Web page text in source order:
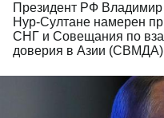
Президент РФ Владимир
Нур-Cултане намерен
СНГ и Совещания по
доверия в Азии